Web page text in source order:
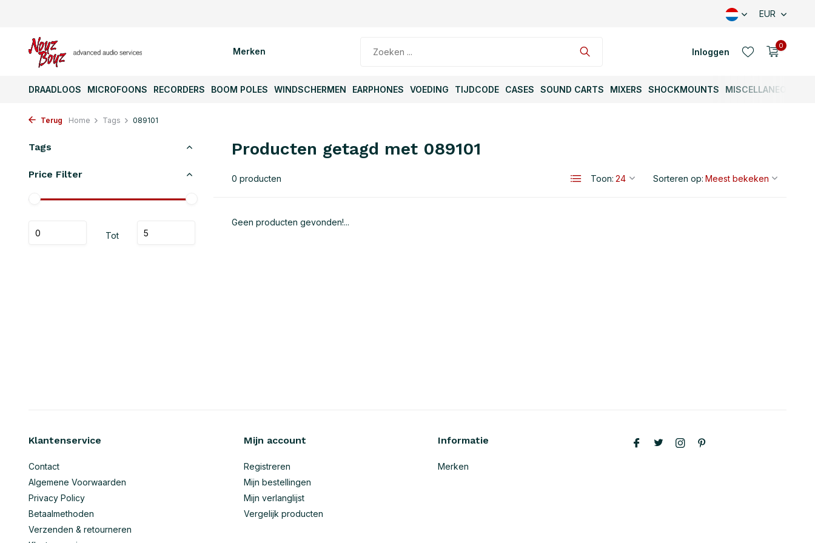
EUR
Merken Inloggen
0
DRAADLOOS MICROFOONS RECORDERS BOOM POLES WINDSCHERMEN EARPHONES VOEDING TIJDCODE CASES SOUND CARTS MIXERS SHOCKMOUNTS MISCELLANEOUS
Terug Home Tags 089101
Tags
Price Filter
Tot
Producten getagd met 089101
0 producten Toon: Sorteren op:
Geen producten gevonden!...
Klantenservice
Contact
Algemene Voorwaarden
Privacy Policy
Betaalmethoden
Verzenden & retourneren
Mijn account
Registreren
Mijn bestellingen
Mijn verlanglijst
Vergelijk producten
Informatie
Merken